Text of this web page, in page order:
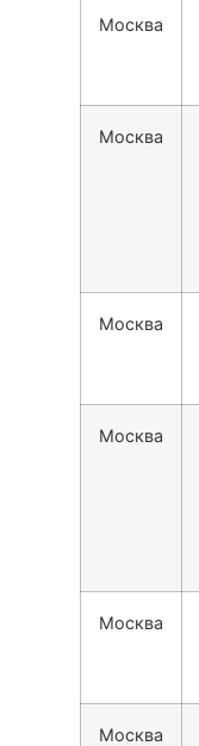
Москва
Москва
Москва
Москва
Москва
Москва